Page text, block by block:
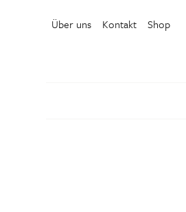
Über uns Kontakt Shop